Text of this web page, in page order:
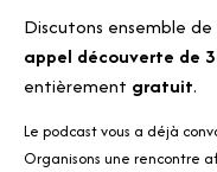
Discutons ensemble
appel découverte de
entièrement gratuit.
Le podcast vous a déjà
Organisons une rencontre